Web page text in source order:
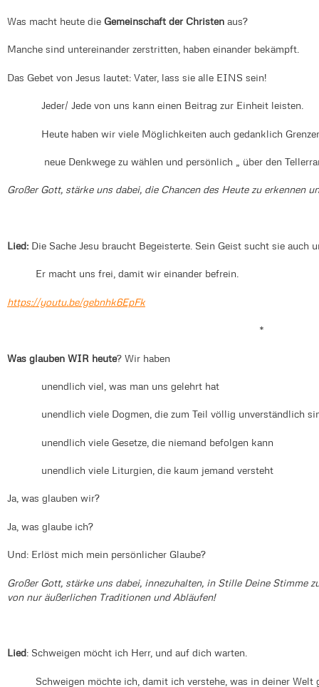
Was macht heute die Gemeinschaft der Christen aus?
Manche sind untereinander zerstritten, haben einander bekämpft.
Das Gebet von Jesus lautet: Vater, lass sie alle EINS sein!
Jeder/ Jede von uns kann einen Beitrag zur Einheit leisten.
Heute haben wir viele Möglichkeiten auch gedanklich Grenzen
neue Denkwege zu wählen und persönlich „ über den
Großer Gott, stärke uns dabei, die Chancen des Heute zu erkennen
Lied: Die Sache Jesu braucht Begeisterte. Sein Geist sucht sie auch
Er macht uns frei, damit wir einander befrein.
https://youtu.be/gebnhk6EpFk
*
Was glauben WIR heute? Wir haben
unendlich viel, was man uns gelehrt hat
unendlich viele Dogmen, die zum Teil völlig unverständlich
unendlich viele Gesetze, die niemand befolgen kann
unendlich viele Liturgien, die kaum jemand versteht
Ja, was glauben wir?
Ja, was glaube ich?
Und: Erlöst mich mein persönlicher Glaube?
Großer Gott, stärke uns dabei, innezuhalten, in Stille Deine Stimme
von nur äußerlichen Traditionen und Abläufen!
Lied: Schweigen möcht ich Herr, und auf dich warten.
Schweigen möchte ich, damit ich verstehe, was in deiner Welt